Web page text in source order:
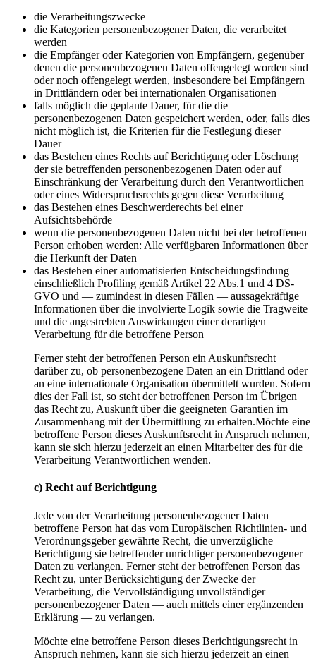
die Verarbeitungszwecke
die Kategorien personenbezogener Daten, die verarbeitet
werden
die Empfänger oder Kategorien von Empfängern, gegenüber
denen die personenbezogenen Daten offengelegt worden sind
oder noch offengelegt werden, insbesondere bei Empfängern
in Drittländern oder bei internationalen Organisationen
falls möglich die geplante Dauer, für die die
personenbezogenen Daten gespeichert werden, oder, falls dies
nicht möglich ist, die Kriterien für die Festlegung dieser
Dauer
das Bestehen eines Rechts auf Berichtigung oder Löschung
der sie betreffenden personenbezogenen Daten oder auf
Einschränkung der Verarbeitung durch den Verantwortlichen
oder eines Widerspruchsrechts gegen diese Verarbeitung
das Bestehen eines Beschwerderechts bei einer
Aufsichtsbehörde
wenn die personenbezogenen Daten nicht bei der betroffenen
Person erhoben werden: Alle verfügbaren Informationen über
die Herkunft der Daten
das Bestehen einer automatisierten Entscheidungsfindung
einschließlich Profiling gemäß Artikel 22 Abs.1 und 4 DS-
GVO und — zumindest in diesen Fällen — aussagekräftige
Informationen über die involvierte Logik sowie die Tragweite
und die angestrebten Auswirkungen einer derartigen
Verarbeitung für die betroffene Person
Ferner steht der betroffenen Person ein Auskunftsrecht
darüber zu, ob personenbezogene Daten an ein Drittland oder
an eine internationale Organisation übermittelt wurden. Sofern
dies der Fall ist, so steht der betroffenen Person im Übrigen
das Recht zu, Auskunft über die geeigneten Garantien im
Zusammenhang mit der Übermittlung zu erhalten.Möchte eine
betroffene Person dieses Auskunftsrecht in Anspruch nehmen,
kann sie sich hierzu jederzeit an einen Mitarbeiter des für die
Verarbeitung Verantwortlichen wenden.
c) Recht auf Berichtigung
Jede von der Verarbeitung personenbezogener Daten
betroffene Person hat das vom Europäischen Richtlinien- und
Verordnungsgeber gewährte Recht, die unverzügliche
Berichtigung sie betreffender unrichtiger personenbezogener
Daten zu verlangen. Ferner steht der betroffenen Person das
Recht zu, unter Berücksichtigung der Zwecke der
Verarbeitung, die Vervollständigung unvollständiger
personenbezogener Daten — auch mittels einer ergänzenden
Erklärung — zu verlangen.
Möchte eine betroffene Person dieses Berichtigungsrecht in
Anspruch nehmen, kann sie sich hierzu jederzeit an einen